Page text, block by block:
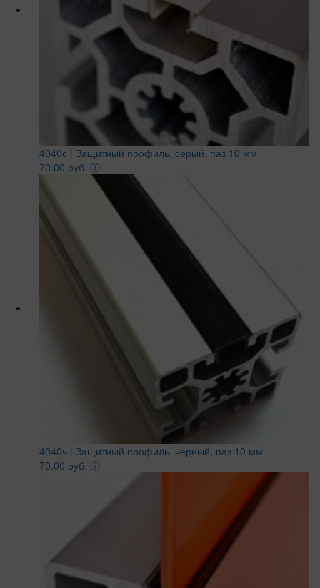
4040с | Защитный профиль, серый, паз 10 мм
70.00 руб. ⓘ
4040ч | Защитный профиль, черный, паз 10 мм
70.00 руб. ⓘ